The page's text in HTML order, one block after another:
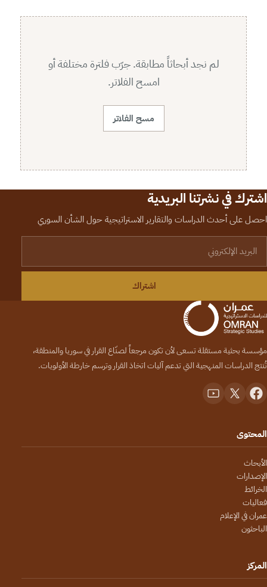
لم نجد أبحاثاً مطابقة. جرّب فلترة مختلفة أو
امسح الفلاتر.
مسح الفلاتر
اشترك في نشرتنا البريدية
احصل على أحدث الدراسات والتقارير الاستراتيجية حول الشأن السوري
اشتراك
مؤسسة بحثية مستقلة تسعى لأن تكون مرجعاً لصنّاع القرار في سوريا والمنطقة،
تُنتج الدراسات المنهجية التي تدعم آليات اتخاذ القرار وترسم خارطة الأولويات.
المحتوى
الأبحاث
الإصدارات
الخرائط
فعاليات
عمران في الإعلام
الباحثون
المركز